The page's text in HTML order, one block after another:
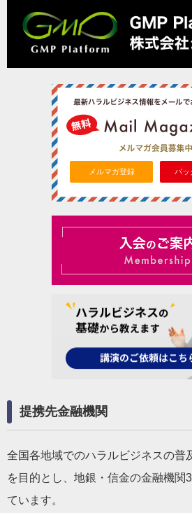
メルマガ登録 バッ
提携先金融機関
全国各地域でのハラルビジネスの普
を目的とし、地銀・信金の金融機関
ています。